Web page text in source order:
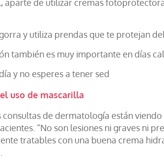
aparte de utilizar cremas
y utiliza prendas que te protejan
también es muy importante en días
y no esperes a tener sed
uso de mascarilla
de dermatología están
“No son lesiones ni graves ni
tratables con una buena crema